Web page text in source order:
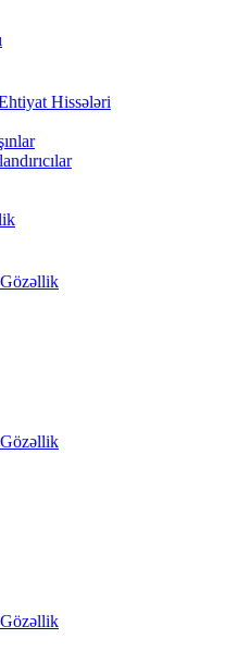
Hissələri